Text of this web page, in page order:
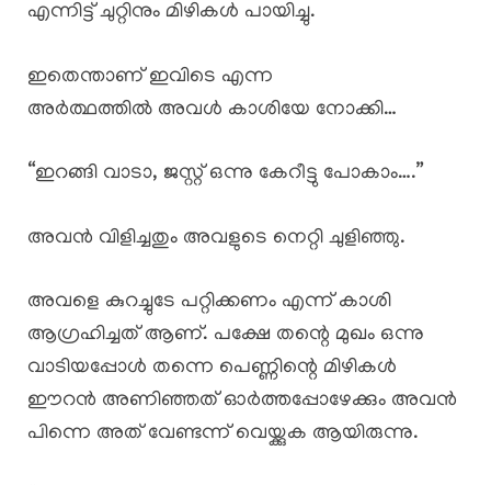
എന്നിട്ട് ചുറ്റിനും മിഴികൾ പായിച്ചു.
ഇതെന്താണ് ഇവിടെ എന്ന
അർത്ഥത്തിൽ അവൾ കാശിയേ നോക്കി…
“ഇറങ്ങി വാടാ, ജസ്റ്റ്‌ ഒന്നു കേറീട്ടു പോകാം….”
അവൻ വിളിച്ചതും അവളുടെ നെറ്റി ചുളിഞ്ഞു.
അവളെ കുറച്ചുടേ പറ്റിക്കണം എന്ന് കാശി
ആഗ്രഹിച്ചത് ആണ്. പക്ഷേ തന്റെ മുഖം ഒന്നു
വാടിയപ്പോൾ തന്നെ പെണ്ണിന്റെ മിഴികൾ
ഈറൻ അണിഞ്ഞത് ഓർത്തപ്പോഴേക്കും അവൻ
പിന്നെ അത് വേണ്ടന്ന് വെയ്ക്കുക ആയിരുന്നു.